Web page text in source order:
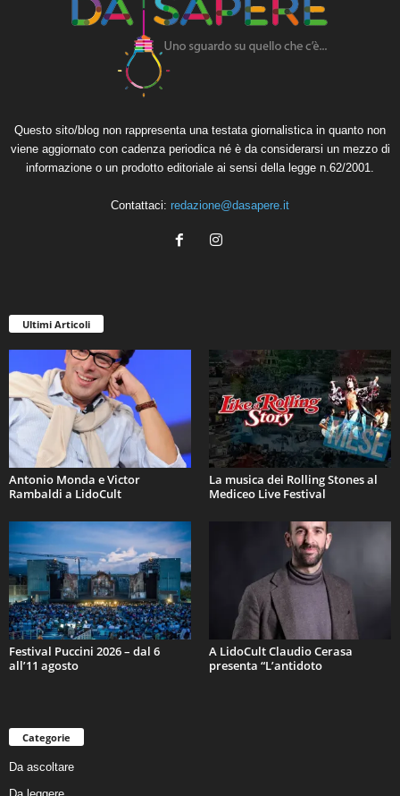
Questo sito/blog non rappresenta una testata giornalistica in quanto non
viene aggiornato con cadenza periodica né è da considerarsi un mezzo di
informazione o un prodotto editoriale ai sensi della legge n.62/2001.
Contattaci: redazione@dasapere.it
Ultimi Articoli
Antonio Monda e Victor
Rambaldi a LidoCult
La musica dei Rolling Stones al
Mediceo Live Festival
Festival Puccini 2026 – dal 6
all’11 agosto
A LidoCult Claudio Cerasa
presenta “L’antidoto
Categorie
Da ascoltare